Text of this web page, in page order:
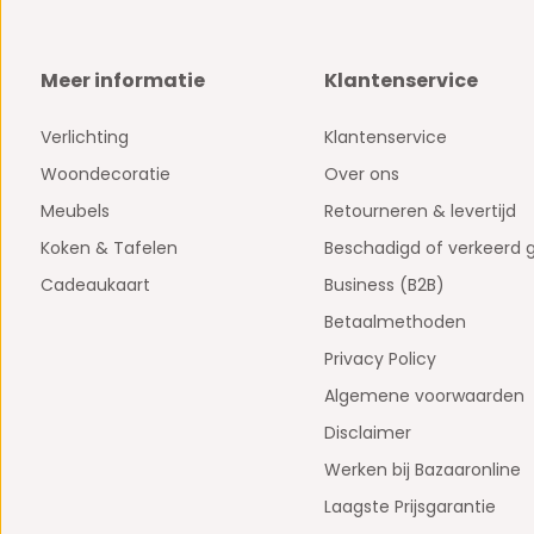
Meer informatie
Verlichting
Woondecoratie
Meubels
Koken & Tafelen
Cadeaukaart
Klantenservice
Klantenservice
Over ons
Retourneren & levertijd
Beschadigd of verkeerd
Business (B2B)
Betaalmethoden
Privacy Policy
Algemene voorwaarden
Disclaimer
Werken bij Bazaaronline
Laagste Prijsgarantie